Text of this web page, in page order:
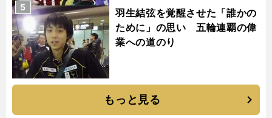
羽生結弦を覚醒させた「誰かの
ために」の思い 五輪連覇の偉
業への道のり
5
もっと見る